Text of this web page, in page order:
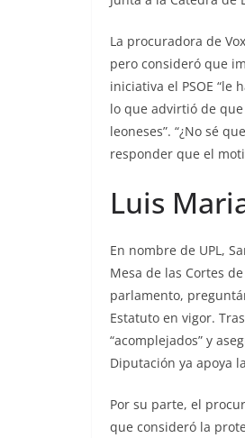
La procuradora de
pero consideró que
iniciativa el PSOE “le
lo que advirtió de
leoneses”. “¿No sé
responder que el
Luis
En nombre de UPL,
Mesa de las Cortes
parlamento,
Estatuto en vigor.
“acomplejados” y
Diputación ya apoya
Por su parte, el
que consideró la